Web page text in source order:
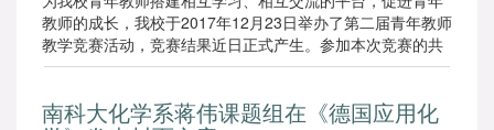
教师的成长，我校于2017年12月23日举办了第二届青年教师
教学竞赛活动，竞赛结果近日正式产生。参加本次竞赛的共
有27位青年教师，竞赛评委由各系主任、资深教授、外请专
南科大化学系蒋伟课题组在《德国应用化